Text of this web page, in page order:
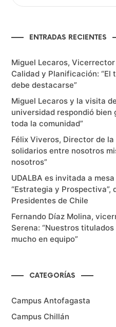
ENTRADAS RECIENTES
Miguel Lecaros,
Calidad y Planificación: “El
debe destacarse”
Miguel Lecaros y la visita
universidad respondió bien
toda la comunidad”
Félix Viveros, Director de la
solidarios entre nosotros
nosotros”
UDALBA es invitada a
“Estrategia y Prospectiva”,
Presidentes de Chile
Fernando Díaz Molina,
Serena: “Nuestros
mucho en equipo”
CATEGORÍAS
Campus Antofagasta
Campus Chillán